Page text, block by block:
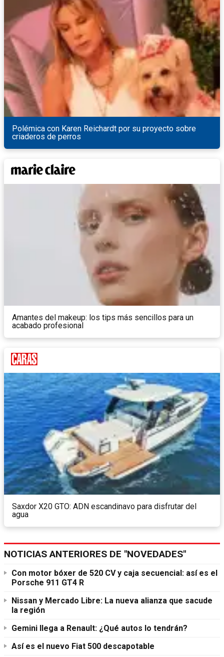
Polémica con Karen Reichardt por su proyecto sobre
criaderos de perros
Amantes del makeup: los tips más sencillos para un
acabado profesional
Saxdor X20 GTO: ADN escandinavo para disfrutar del
agua
NOTICIAS ANTERIORES DE "NOVEDADES"
Con motor bóxer de 520 CV y caja secuencial: así es el
Porsche 911 GT4 R
Nissan y Mercado Libre: La nueva alianza que sacude
la región
Gemini llega a Renault: ¿Qué autos lo tendrán?
Así es el nuevo Fiat 500 descapotable